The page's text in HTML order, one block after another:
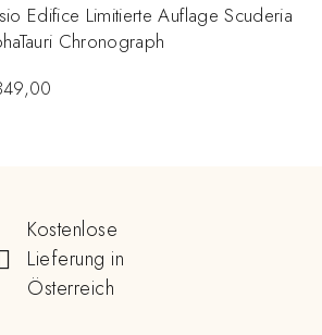
Edifice Limitierte Auflage Scuderia
Chronograph
Kostenlose
Lieferung in
Österreich